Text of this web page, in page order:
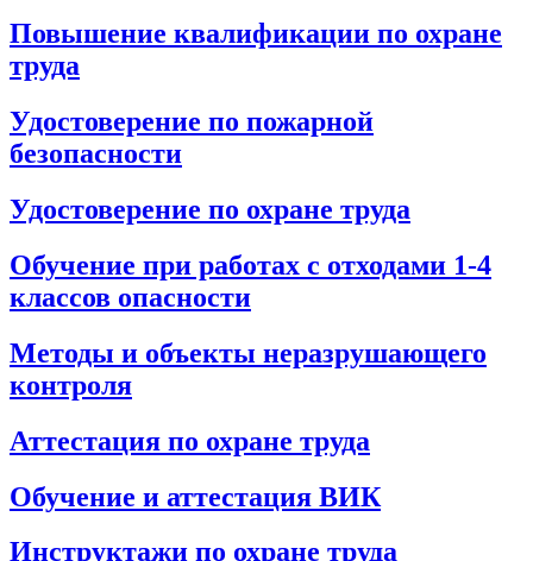
Повышение квалификации по охране
труда
Удостоверение по пожарной
безопасности
Удостоверение по охране труда
Обучение при работах с отходами 1-4
классов опасности
Методы и объекты неразрушающего
контроля
Аттестация по охране труда
Обучение и аттестация ВИК
Инструктажи по охране труда